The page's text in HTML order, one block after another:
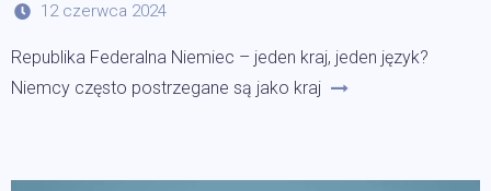
12 czerwca 2024
Republika Federalna Niemiec – jeden kraj, jeden język?
Niemcy często postrzegane są jako kraj